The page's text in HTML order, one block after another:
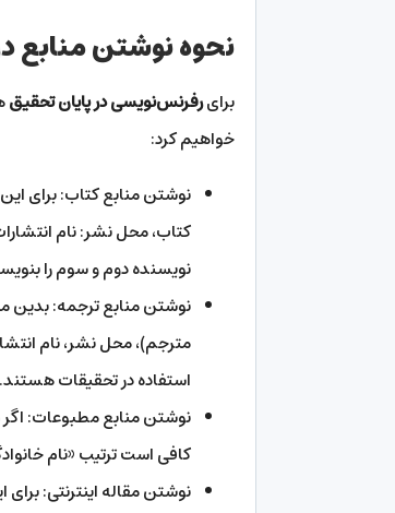
نحوه نوشتن منابع
برایرفرنس‌نویسی در پایان تحقیق
خواهیم کرد:
نوشتن منابع کتاب: برای
کتاب، محل نشر: نام
نویسنده دوم و سوم را
نوشتن منابع ترجمه: بدین
مترجم)، محل نشر، نام
استفاده در تحقیقات هستند.
نوشتن منابع مطبوعات: اگر
کافی است ترتیب «نام
نوشتن مقاله اینترنتی: